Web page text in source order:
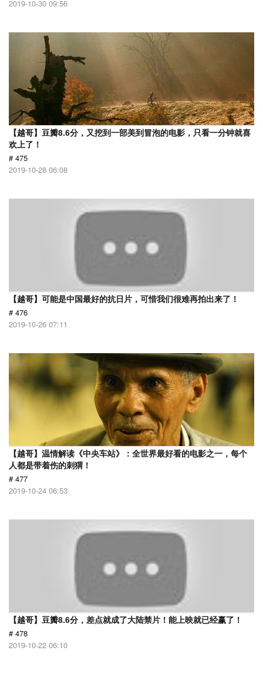
2019-10-30 09:56
【越哥】豆瓣8.6分，又挖到一部美到冒泡的电影，只看一分钟就喜
欢上了！
# 475
2019-10-28 06:08
【越哥】可能是中国最好的抗日片，可惜我们很难再拍出来了！
# 476
2019-10-26 07:11
【越哥】温情解读《中央车站》：全世界最好看的电影之一，每个
人都是带着伤的刺猬！
# 477
2019-10-24 06:53
【越哥】豆瓣8.6分，差点就成了大陆禁片！能上映就已经赢了！
# 478
2019-10-22 06:10